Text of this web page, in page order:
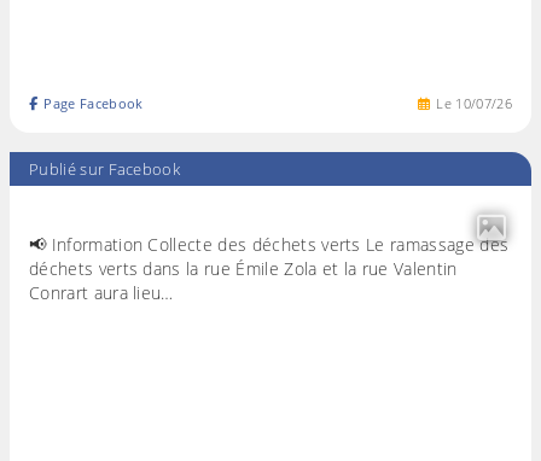
Le 10/07/26
Page Facebook
Publié sur Facebook
📢 Information Collecte des déchets verts Le ramassage des
déchets verts dans la rue Émile Zola et la rue Valentin
Conrart aura lieu…